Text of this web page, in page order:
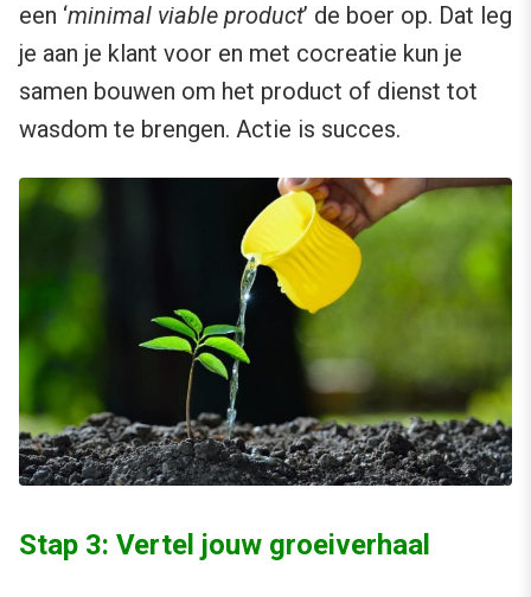
een ‘minimal viable product’ de boer op. Dat leg
je aan je klant voor en met cocreatie kun je
samen bouwen om het product of dienst tot
wasdom te brengen. Actie is succes.
Stap 3: Vertel jouw groeiverhaal